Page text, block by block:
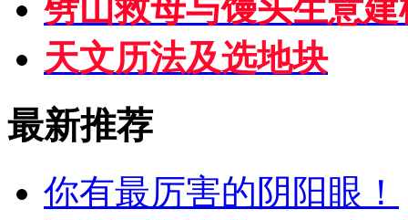
劈山救母与馒头生意建
天文历法及选地块
最新推荐
你有最厉害的阴阳眼！